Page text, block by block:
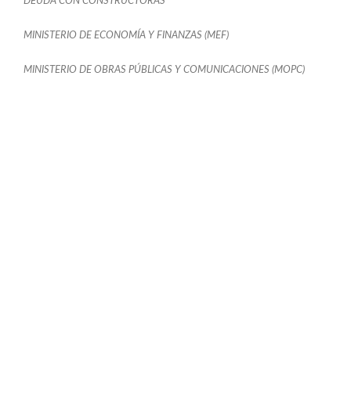
MINISTERIO DE ECONOMÍA Y FINANZAS (MEF)
MINISTERIO DE OBRAS PÚBLICAS Y COMUNICACIONES (MOPC)